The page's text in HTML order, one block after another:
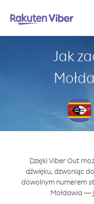
Jak
Dzięki Viber Out
dźwięku, dzwoniąc
dowolnym numerem
Mołdawia —